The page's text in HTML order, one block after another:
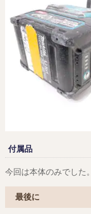
付属品
今回は本体のみでした。
最後に